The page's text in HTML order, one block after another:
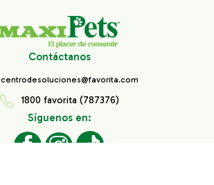
Contáctanos
centrodesoluciones@favorita.com
1800 favorita (787376)
Síguenos en: